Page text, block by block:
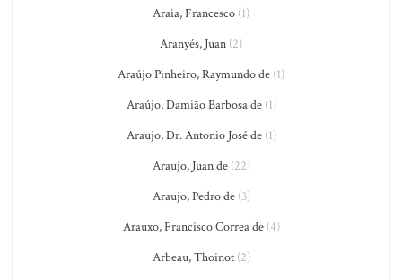
Araia, Francesco (1)
Aranyés, Juan (2)
Araújo Pinheiro, Raymundo de (1)
Araújo, Damião Barbosa de(1)
Araujo, Dr. Antonio José de(1)
Araujo, Juan de(22)
Araujo, Pedro de(3)
Arauxo, Francisco Correa de(4)
Arbeau, Thoinot(2)